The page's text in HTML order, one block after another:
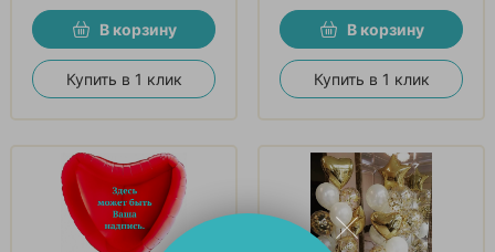
В корзину
Купить в 1 клик
В корзину
Купить в 1 клик